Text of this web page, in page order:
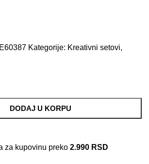
Kategorije: Kreativni setovi,
DODAJ U KORPU
za kupovinu preko 2.990 RSD